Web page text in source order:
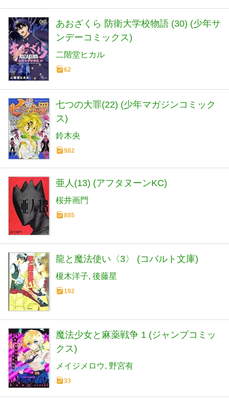
あおざくら 防衛大学校物語 (30) (少年サ
ンデーコミックス)
二階堂ヒカル
62
七つの大罪(22) (少年マガジンコミック
ス)
鈴木央
982
亜人(13) (アフタヌーンKC)
桜井画門
885
龍と魔法使い〈3〉 (コバルト文庫)
榎木洋子 後藤星
192
魔法少女と麻薬戦争 1 (ジャンプコミッ
クス)
メイジメロウ 野宮有
33